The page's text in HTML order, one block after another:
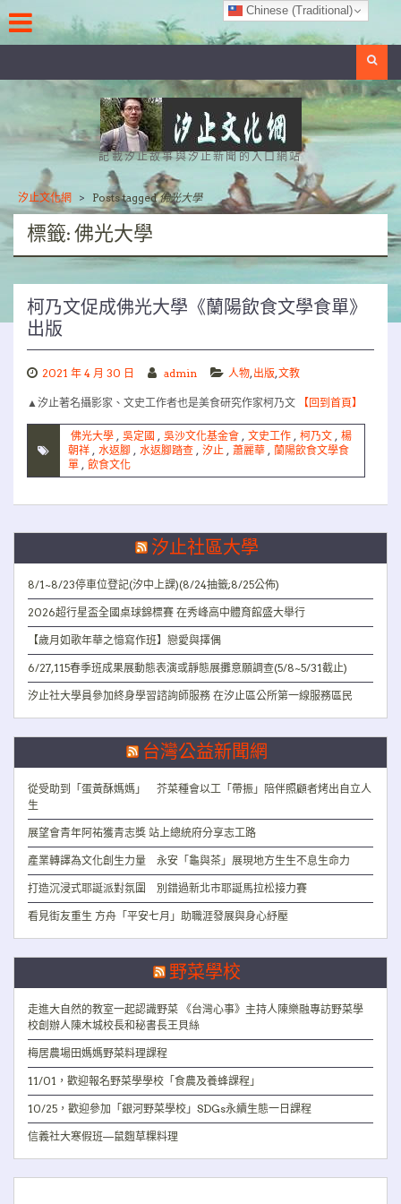
to
content
記載汐止故事與汐止新聞的入口網站
汐止文化網 > Posts tagged佛光大學
標籤: 佛光大學
柯乃文促成佛光大學《蘭陽飲食文學食單》
出版
2021 年 4 月 30 日 admin 人物,出版,文教
▲汐止著名攝影家、文史工作者也是美食研究作家柯乃文 【回到首頁】
佛光大學 , 吳定國 , 吳沙文化基金會 , 文史工作 , 柯乃文 , 楊
朝祥 , 水返腳 , 水返腳踏查 , 汐止 , 蕭麗華 , 蘭陽飲食文學食
單 , 飲食文化
汐止社區大學
8/1~8/23停車位登記(汐中上課)(8/24抽籤;8/25公佈)
2026超行星盃全國桌球錦標賽 在秀峰高中體育館盛大舉行
【歲月如歌年華之憶寫作班】戀愛與擇偶
6/27,115春季班成果展動態表演或靜態展攤意願調查(5/8~5/31截止)
汐止社大學員參加終身學習諮詢師服務 在汐止區公所第一線服務區民
台灣公益新聞網
從受助到「蛋黃酥媽媽」 芥菜種會以工「帶振」陪伴照顧者烤出自立人
生
展望會青年阿祐獲青志獎 站上總統府分享志工路
產業轉譯為文化創生力量 永安「龜與茶」展現地方生生不息生命力
打造沉浸式耶誕派對氛圍 別錯過新北市耶誕馬拉松接力賽
看見街友重生 方舟「平安七月」助職涯發展與身心紓壓
野菜學校
走進大自然的教室一起認識野菜 《台灣心事》主持人陳樂融專訪野菜學
校創辦人陳木城校長和秘書長王貝絲
梅居農場田媽媽野菜料理課程
11/01，歡迎報名野菜學學校「食農及養蜂課程」
10/25，歡迎參加「銀河野菜學校」SDGs永續生態一日課程
信義社大寒假班—鼠麴草粿料理
Chinese (Traditional)